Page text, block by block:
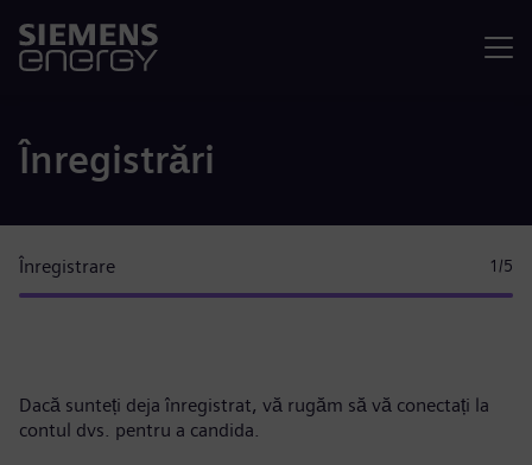
Înregistrări
Înregistrare 1 /5
Dacă sunteți deja înregistrat, vă rugăm să vă conectați la
contul dvs. pentru a candida.